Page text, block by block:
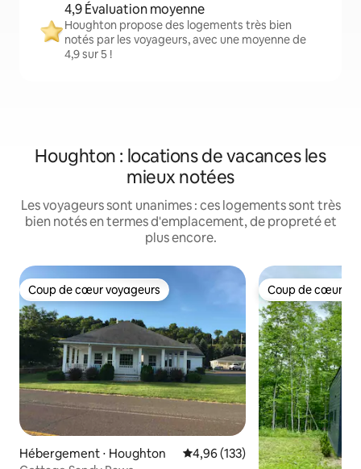
4,9 Évaluation moyenne
Houghton propose des logements très bien
notés par les voyageurs, avec une moyenne de
4,9 sur 5 !
Houghton : locations de vacances les
mieux notées
Les voyageurs sont unanimes : ces logements sont très
bien notés en termes d'emplacement, de propreté et
plus encore.
Coup de cœur voyageurs
Coup de cœur voyageurs
Hébergement ⋅ Houghton Évaluation moyenne sur la
4,96 (133)
Coup de cœur
Coup de cœur